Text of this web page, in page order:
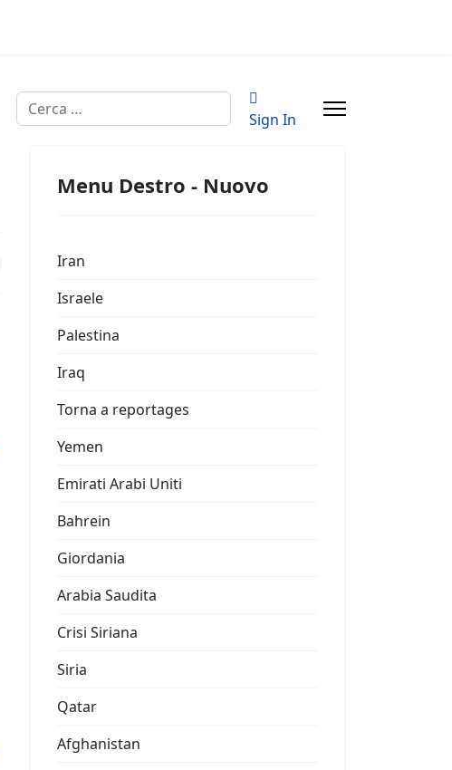
Cerca
Sign In
Menu Destro - Nuovo
Iran
Israele
Palestina
Iraq
Torna a reportages
Yemen
Emirati Arabi Uniti
Bahrein
Giordania
Arabia Saudita
Crisi Siriana
Siria
Qatar
Afghanistan